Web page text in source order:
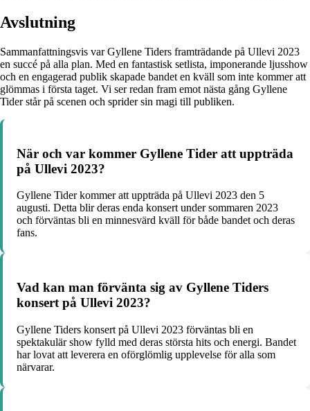
Avslutning
Sammanfattningsvis var Gyllene Tiders framträdande på Ullevi 2023
en succé på alla plan. Med en fantastisk setlista, imponerande ljusshow
och en engagerad publik skapade bandet en kväll som inte kommer att
glömmas i första taget. Vi ser redan fram emot nästa gång Gyllene
Tider står på scenen och sprider sin magi till publiken.
När och var kommer Gyllene Tider att uppträda
på Ullevi 2023?
Gyllene Tider kommer att uppträda på Ullevi 2023 den 5
augusti. Detta blir deras enda konsert under sommaren 2023
och förväntas bli en minnesvärd kväll för både bandet och deras
fans.
Vad kan man förvänta sig av Gyllene Tiders
konsert på Ullevi 2023?
Gyllene Tiders konsert på Ullevi 2023 förväntas bli en
spektakulär show fylld med deras största hits och energi. Bandet
har lovat att leverera en oförglömlig upplevelse för alla som
närvarar.